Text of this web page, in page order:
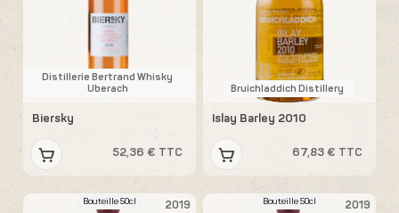
Distillerie Bertrand Whisky
Uberach
Biersky
52,36 € TTC
Bruichladdich Distillery
Islay Barley 2010
67,83 € TTC
2019
Bouteille 50cl 2019
Bouteille 50cl